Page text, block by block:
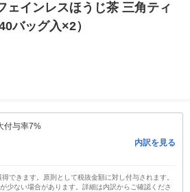
ェインレスほうじ茶 三角ティ
バッグ入×2）
付与率7%
内訳を見る
できます。原則として税抜金額に対し付与されます。
少ない場合があります。詳細は内訳からご確認くださ